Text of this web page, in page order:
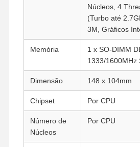
Núcleos, 4
(Turbo até
3M, Gráficos
Memória
1 x SO-DIMM
1333/1600MHz
Dimensão 148 x 104mm
Chipset Por CPU
Número de
Núcleos
Por CPU